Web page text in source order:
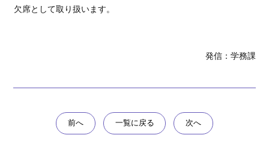
欠席として取り扱います。
発信：学務課
前へ 一覧に戻る 次へ